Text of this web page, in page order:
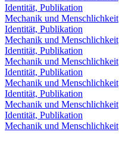
Identität, Publikation
Mechanik und Menschlichkeit
Identität, Publikation
Mechanik und Menschlichkeit
Identität, Publikation
Mechanik und Menschlichkeit
Identität, Publikation
Mechanik und Menschlichkeit
Identität, Publikation
Mechanik und Menschlichkeit
Identität, Publikation
Mechanik und Menschlichkeit